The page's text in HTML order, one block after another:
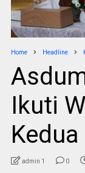
Home Headline
Ikuti
admin 1 0